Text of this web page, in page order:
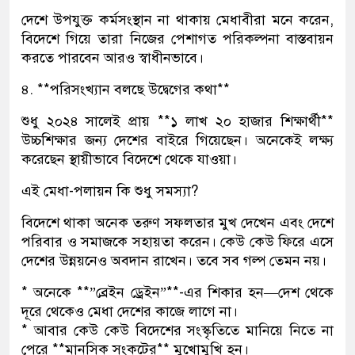
দেশে উপযুক্ত কর্মসংস্থান না থাকায় মেধাবীরা মনে করেন,
বিদেশে গিয়ে তারা নিজের পেশাগত পরিকল্পনা বাস্তবায়ন
করতে পারবেন আরও স্বাধীনভাবে।
৪. **পরিসংখ্যান বলছে উদ্বেগের কথা**
শুধু ২০২৪ সালেই প্রায় **১ লাখ ২০ হাজার শিক্ষার্থী**
উচ্চশিক্ষার জন্য দেশের বাইরে গিয়েছেন। অনেকেই লক্ষ্য
করেছেন স্থায়ীভাবে বিদেশে থেকে যাওয়া।
এই মেধা-পলায়ন কি শুধু সমস্যা?
বিদেশে থাকা অনেক তরুণ সফলতার মুখ দেখেন এবং দেশে
পরিবার ও সমাজকে সহায়তা করেন। কেউ কেউ ফিরে এসে
দেশের উন্নয়নেও অবদান রাখেন। তবে সব গল্প তেমন নয়।
* অনেকে **”ব্রেইন ড্রেইন”**-এর শিকার হন—দেশ থেকে
দূরে থেকেও মেধা দেশের কাজে লাগে না।
* আবার কেউ কেউ বিদেশের সংস্কৃতিতে মানিয়ে নিতে না
পেরে **মানসিক সংকটের** মুখোমুখি হন।